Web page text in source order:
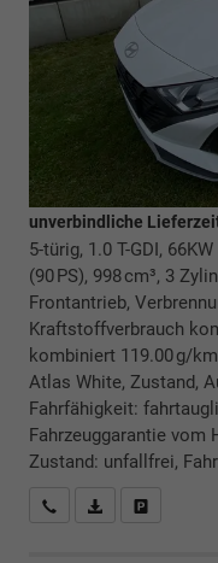
unverbindliche
5-türig, 1.0 T-GDI,
(90 PS), 998 cm³, 3
Frontantrieb,
Kraftstoffverbrauch
kombiniert 119.00 g/
Atlas White, Zustand,
Fahrfähigkeit:
Fahrzeuggarantie vom
Zustand: unfallfrei,
Rückrufbitte absenden
PDF-Datei,